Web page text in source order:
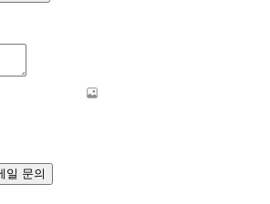
일 문의